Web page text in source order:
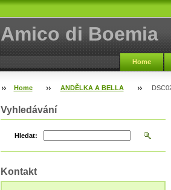
Amico di Boemia
Home
Home ANDĚLKA A BELLA
Vyhledávání
Hledat:
Kontakt